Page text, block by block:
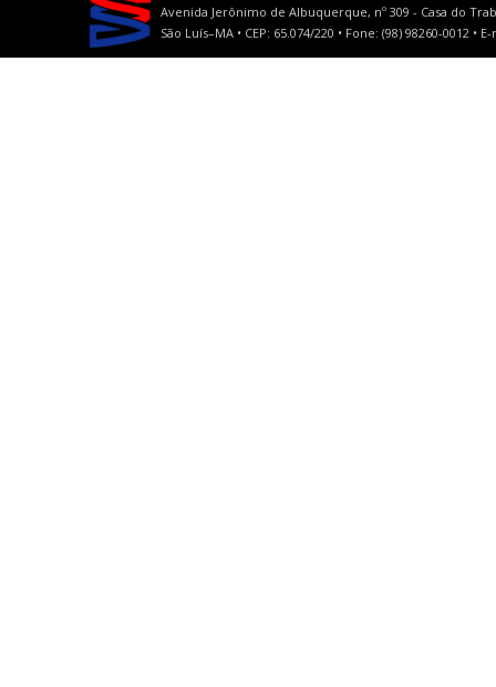
Avenida Jerônimo de Albuquerque, nº 309 - Casa do
São Luís–MA • CEP: 65.074/220 • Fone: (98) 98260-0012